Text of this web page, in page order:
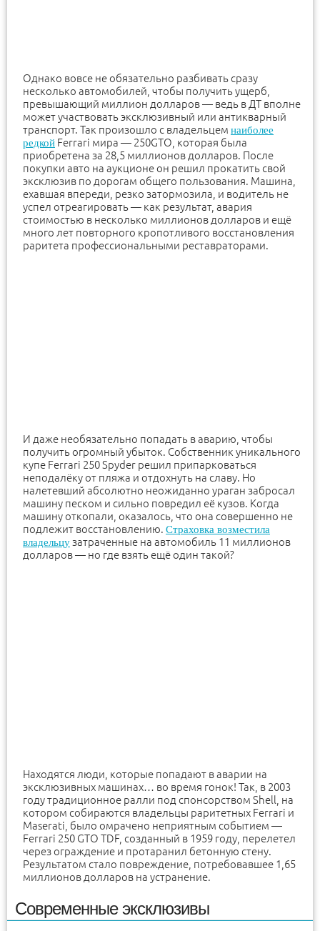
Однако вовсе не обязательно разбивать сразу
несколько автомобилей, чтобы получить ущерб,
превышающий миллион долларов — ведь в ДТ вполне
может участвовать эксклюзивный или антикварный
транспорт. Так произошло с владельцем наиболее
редкой Ferrari мира — 250GTO, которая была
приобретена за 28,5 миллионов долларов. После
покупки авто на аукционе он решил прокатить свой
эксклюзив по дорогам общего пользования. Машина,
ехавшая впереди, резко затормозила, и водитель не
успел отреагировать — как результат, авария
стоимостью в несколько миллионов долларов и ещё
много лет повторного кропотливого восстановления
раритета профессиональными реставраторами.
И даже необязательно попадать в аварию, чтобы
получить огромный убыток. Собственник уникального
купе Ferrari 250 Spyder решил припарковаться
неподалёку от пляжа и отдохнуть на славу. Но
налетевший абсолютно неожиданно ураган забросал
машину песком и сильно повредил её кузов. Когда
машину откопали, оказалось, что она совершенно не
подлежит восстановлению. Страховка возместила
владельцу затраченные на автомобиль 11 миллионов
долларов — но где взять ещё один такой?
Находятся люди, которые попадают в аварии на
эксклюзивных машинах… во время гонок! Так, в 2003
году традиционное ралли под спонсорством Shell, на
котором собираются владельцы раритетных Ferrari и
Maserati, было омрачено неприятным событием —
Ferrari 250 GTO TDF, созданный в 1959 году, перелетел
через ограждение и протаранил бетонную стену.
Результатом стало повреждение, потребовавшее 1,65
миллионов долларов на устранение.
Современные эксклюзивы